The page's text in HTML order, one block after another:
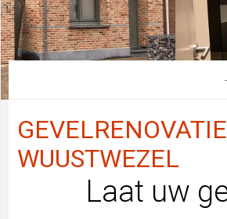
GEVELRENOVATIE
WUUSTWEZEL
Laat uw